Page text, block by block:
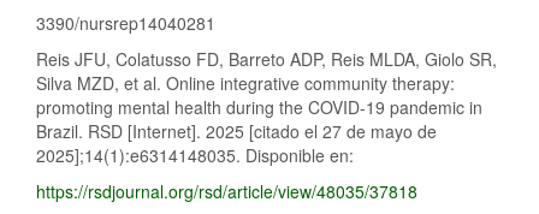
3390/nursrep14040281
Reis JFU, Colatusso FD, Barreto ADP, Reis MLDA, Giolo SR,
Silva MZD, et al. Online integrative community therapy:
promoting mental health during the COVID-19 pandemic in
Brazil. RSD [Internet]. 2025 [citado el 27 de mayo de
2025];14(1):e6314148035. Disponible en:
https://rsdjournal.org/rsd/article/view/48035/37818